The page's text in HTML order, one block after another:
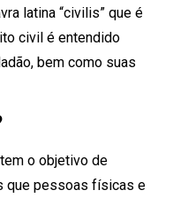
latina “civilis” que é
civil é entendido
bem como suas
o objetivo de
que pessoas físicas e